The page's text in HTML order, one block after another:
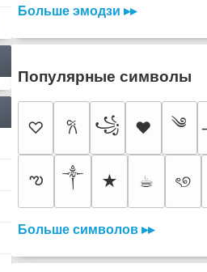
Больше эмодзи ▸▸
Популярные символы
♡ 𐙚 ꧁ ♥ ༄
ఌ ༒︎ ★ ☕︎ ৎ୭
Больше символов ▸▸